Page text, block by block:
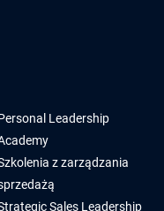
Leadership
z zarządzania
Sales Leadership